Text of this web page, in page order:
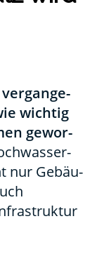
ver­gan­ge­
wich­tig
gewor­
nur Gebäu­